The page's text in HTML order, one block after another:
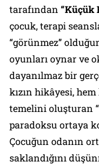
tarafından “Küçük
çocuk, terapi
“görünmez”
oyunları oynar ve
dayanılmaz bir
kızın hikâyesi,
temelini oluşturan
paradoksu ortaya
Çocuğun odanın
saklandığını